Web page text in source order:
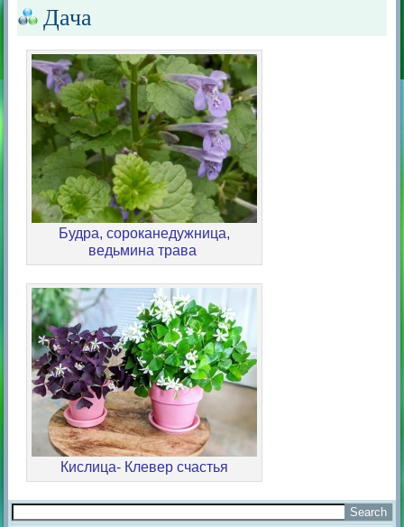
Дача
Будра, сороканедужница,
ведьмина трава
Кислица- Клевер счастья